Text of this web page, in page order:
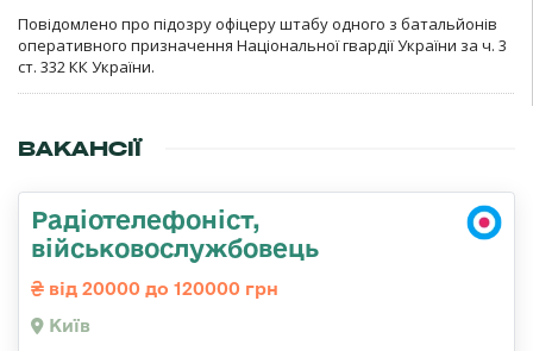
Повідомлено про підозру офіцеру штабу одного з батальйонів
оперативного призначення Національної гвардії України за ч. 3
ст. 332 КК України.
ВАКАНСІЇ
Радіотелефоніст,
військовослужбовець
від 20000 до 120000 грн
Київ